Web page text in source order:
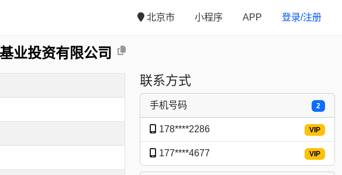
北京市 小程序 APP 登录/注册
业投资有限公司
联系方式
2
手机号码
VIP
178****2286
VIP
177****4677